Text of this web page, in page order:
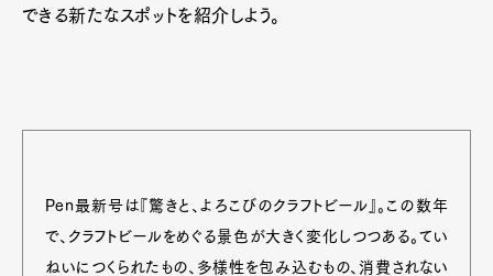
できる新たなスポットを紹介しよう。
Pen最新号は『驚きと、よろこびのクラフトビール』。この数年
で、クラフトビールをめぐる景色が大きく変化しつつある。てい
ねいにつくられたもの、多様性を包み込むもの、消費されない